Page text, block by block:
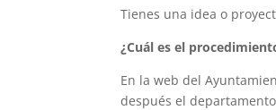
Tienes una idea o
¿Cuál es el
En la web del
después el